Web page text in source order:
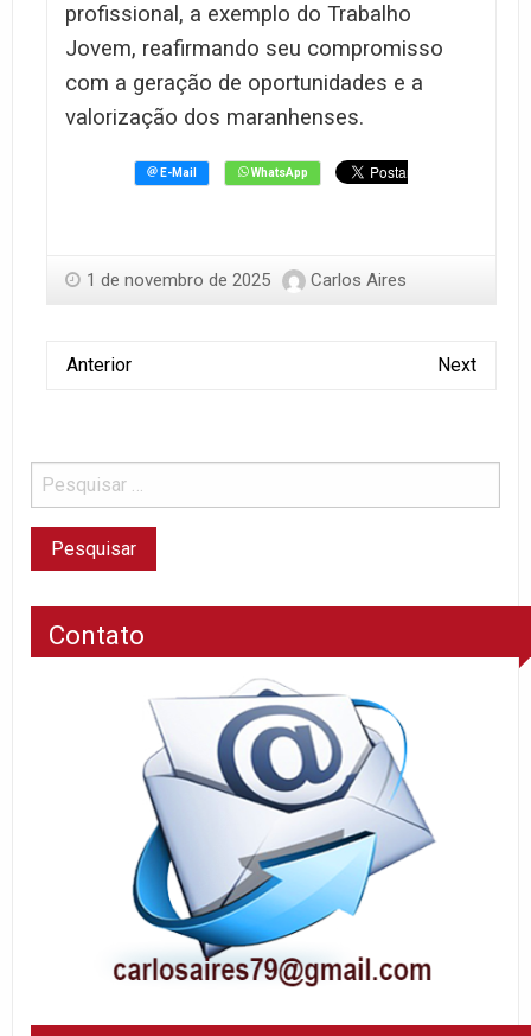
profissional, a exemplo do Trabalho
Jovem, reafirmando seu compromisso
com a geração de oportunidades e a
valorização dos maranhenses.
1 de novembro de 2025 Carlos Aires
Anterior Next
Contato